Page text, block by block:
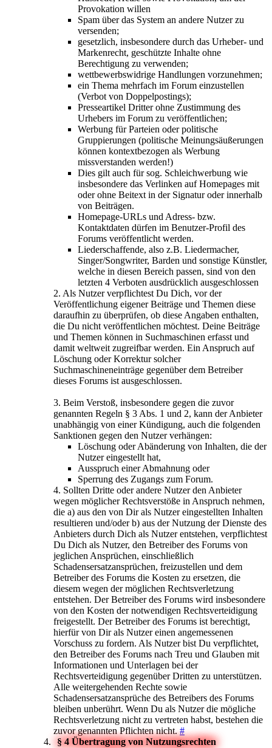
Provokation willen
Spam über das System an andere Nutzer zu
versenden;
gesetzlich, insbesondere durch das Urheber- und
Markenrecht, geschützte Inhalte ohne
Berechtigung zu verwenden;
wettbewerbswidrige Handlungen vorzunehmen;
ein Thema mehrfach im Forum einzustellen
(Verbot von Doppelpostings);
Presseartikel Dritter ohne Zustimmung des
Urhebers im Forum zu veröffentlichen;
Werbung für Parteien oder politische
Gruppierungen (politische Meinungsäußerungen
können kontextbezogen als Werbung
missverstanden werden!)
Dies gilt auch für sog. Schleichwerbung wie
insbesondere das Verlinken auf Homepages mit
oder ohne Beitext in der Signatur oder innerhalb
von Beiträgen.
Homepage-URLs und Adress- bzw.
Kontaktdaten dürfen im Benutzer-Profil des
Forums veröffentlicht werden.
Liederschaffende, also z.B. Liedermacher,
Singer/Songwriter, Barden und sonstige Künstler,
welche in diesen Bereich passen, sind von den
letzten 4 Verboten ausdrücklich ausgeschlossen
2. Als Nutzer verpflichtest Du Dich, vor der
Veröffentlichung eigener Beiträge und Themen diese
daraufhin zu überprüfen, ob diese Angaben enthalten,
die Du nicht veröffentlichen möchtest. Deine Beiträge
und Themen können in Suchmaschinen erfasst und
damit weltweit zugreifbar werden. Ein Anspruch auf
Löschung oder Korrektur solcher
Suchmaschineneinträge gegenüber dem Betreiber
dieses Forums ist ausgeschlossen.
3. Beim Verstoß, insbesondere gegen die zuvor
genannten Regeln § 3 Abs. 1 und 2, kann der Anbieter
unabhängig von einer Kündigung, auch die folgenden
Sanktionen gegen den Nutzer verhängen:
Löschung oder Abänderung von Inhalten, die der
Nutzer eingestellt hat,
Ausspruch einer Abmahnung oder
Sperrung des Zugangs zum Forum.
4. Sollten Dritte oder andere Nutzer den Anbieter
wegen möglicher Rechtsverstöße in Anspruch nehmen,
die a) aus den von Dir als Nutzer eingestellten Inhalten
resultieren und/oder b) aus der Nutzung der Dienste des
Anbieters durch Dich als Nutzer entstehen, verpflichtest
Du Dich als Nutzer, den Betreiber des Forums von
jeglichen Ansprüchen, einschließlich
Schadensersatzansprüchen, freizustellen und dem
Betreiber des Forums die Kosten zu ersetzen, die
diesem wegen der möglichen Rechtsverletzung
entstehen. Der Betreiber des Forums wird insbesondere
von den Kosten der notwendigen Rechtsverteidigung
freigestellt. Der Betreiber des Forums ist berechtigt,
hierfür von Dir als Nutzer einen angemessenen
Vorschuss zu fordern. Als Nutzer bist Du verpflichtet,
den Betreiber des Forums nach Treu und Glauben mit
Informationen und Unterlagen bei der
Rechtsverteidigung gegenüber Dritten zu unterstützen.
Alle weitergehenden Rechte sowie
Schadensersatzansprüche des Betreibers des Forums
bleiben unberührt. Wenn Du als Nutzer die mögliche
Rechtsverletzung nicht zu vertreten habst, bestehen die
zuvor genannten Pflichten nicht.#
§ 4 Übertragung von Nutzungsrechten